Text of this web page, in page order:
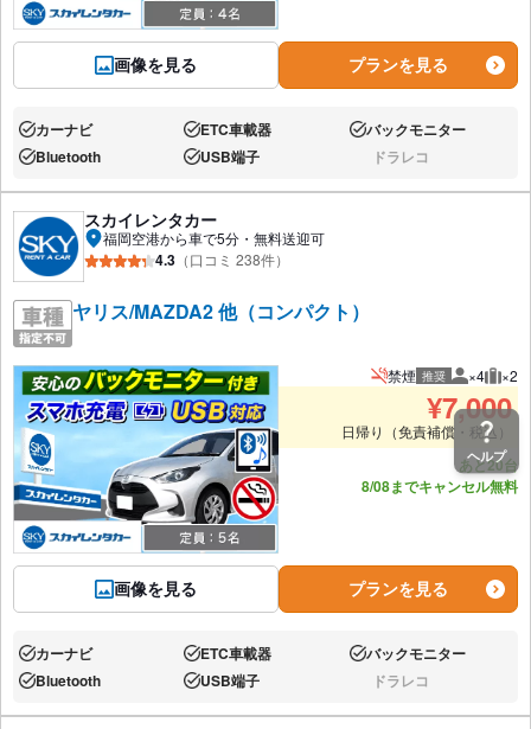
画像を見る プランを見る
あり:カーナビ あり:ETC車載器 あり:バックモニター
あり:Bluetooth あり:USB端子 なし:ドラレコ
スカイレンタカー
福岡空港から車で5分・無料送迎可
4.3 （口コミ 238件）
ヤリス/MAZDA2 他（コンパクト）
画像を見る
禁煙 推奨 推奨人数
×4 推
×2
¥7,000
日帰り（免責補償・税込）
あと20台
8/08までキャンセル無料
プランを見る
あり:カーナビ あり:ETC車載器 あり:バックモニター
あり:Bluetooth あり:USB端子 なし:ドラレコ
ヘルプ